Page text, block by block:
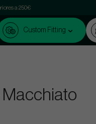
a 250€
Custom Fitting
Macchiato